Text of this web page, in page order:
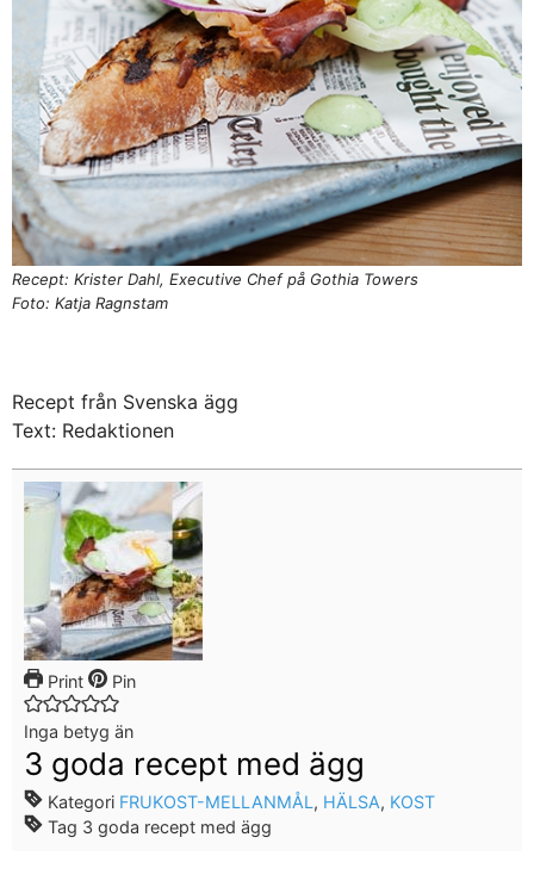
Recept: Krister Dahl, Executive Chef på Gothia Towers
Foto: Katja Ragnstam
Recept från Svenska ägg
Text: Redaktionen
Print Pin
Inga betyg än
3 goda recept med ägg
Kategori FRUKOST-MELLANMÅL , HÄLSA, KOST
Tag 3 goda recept med ägg